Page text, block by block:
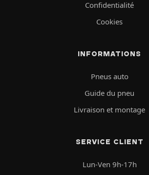
Confidentialité
Cookies
INFORMATIONS
Pneus auto
Guide du pneu
Livraison et montage
SERVICE CLIENT
Lun-Ven 9h-17h